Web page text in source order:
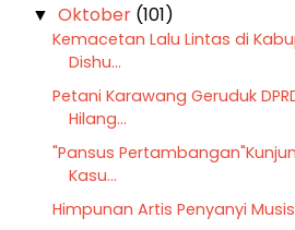
▼Oktober (101)
Kemacetan Lalu Lintas di
Dishu...
Petani Karawang Geruduk
Hilang...
"Pansus
Kasu...
Himpunan Artis Penyanyi